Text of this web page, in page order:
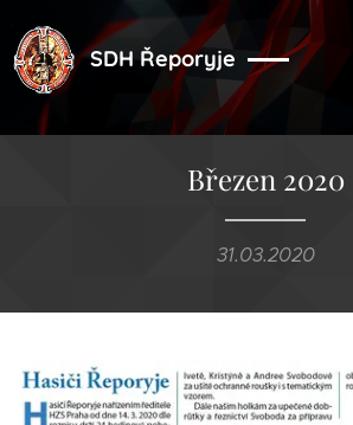
SDH Řeporyje
Březen 2020
31.03.2020